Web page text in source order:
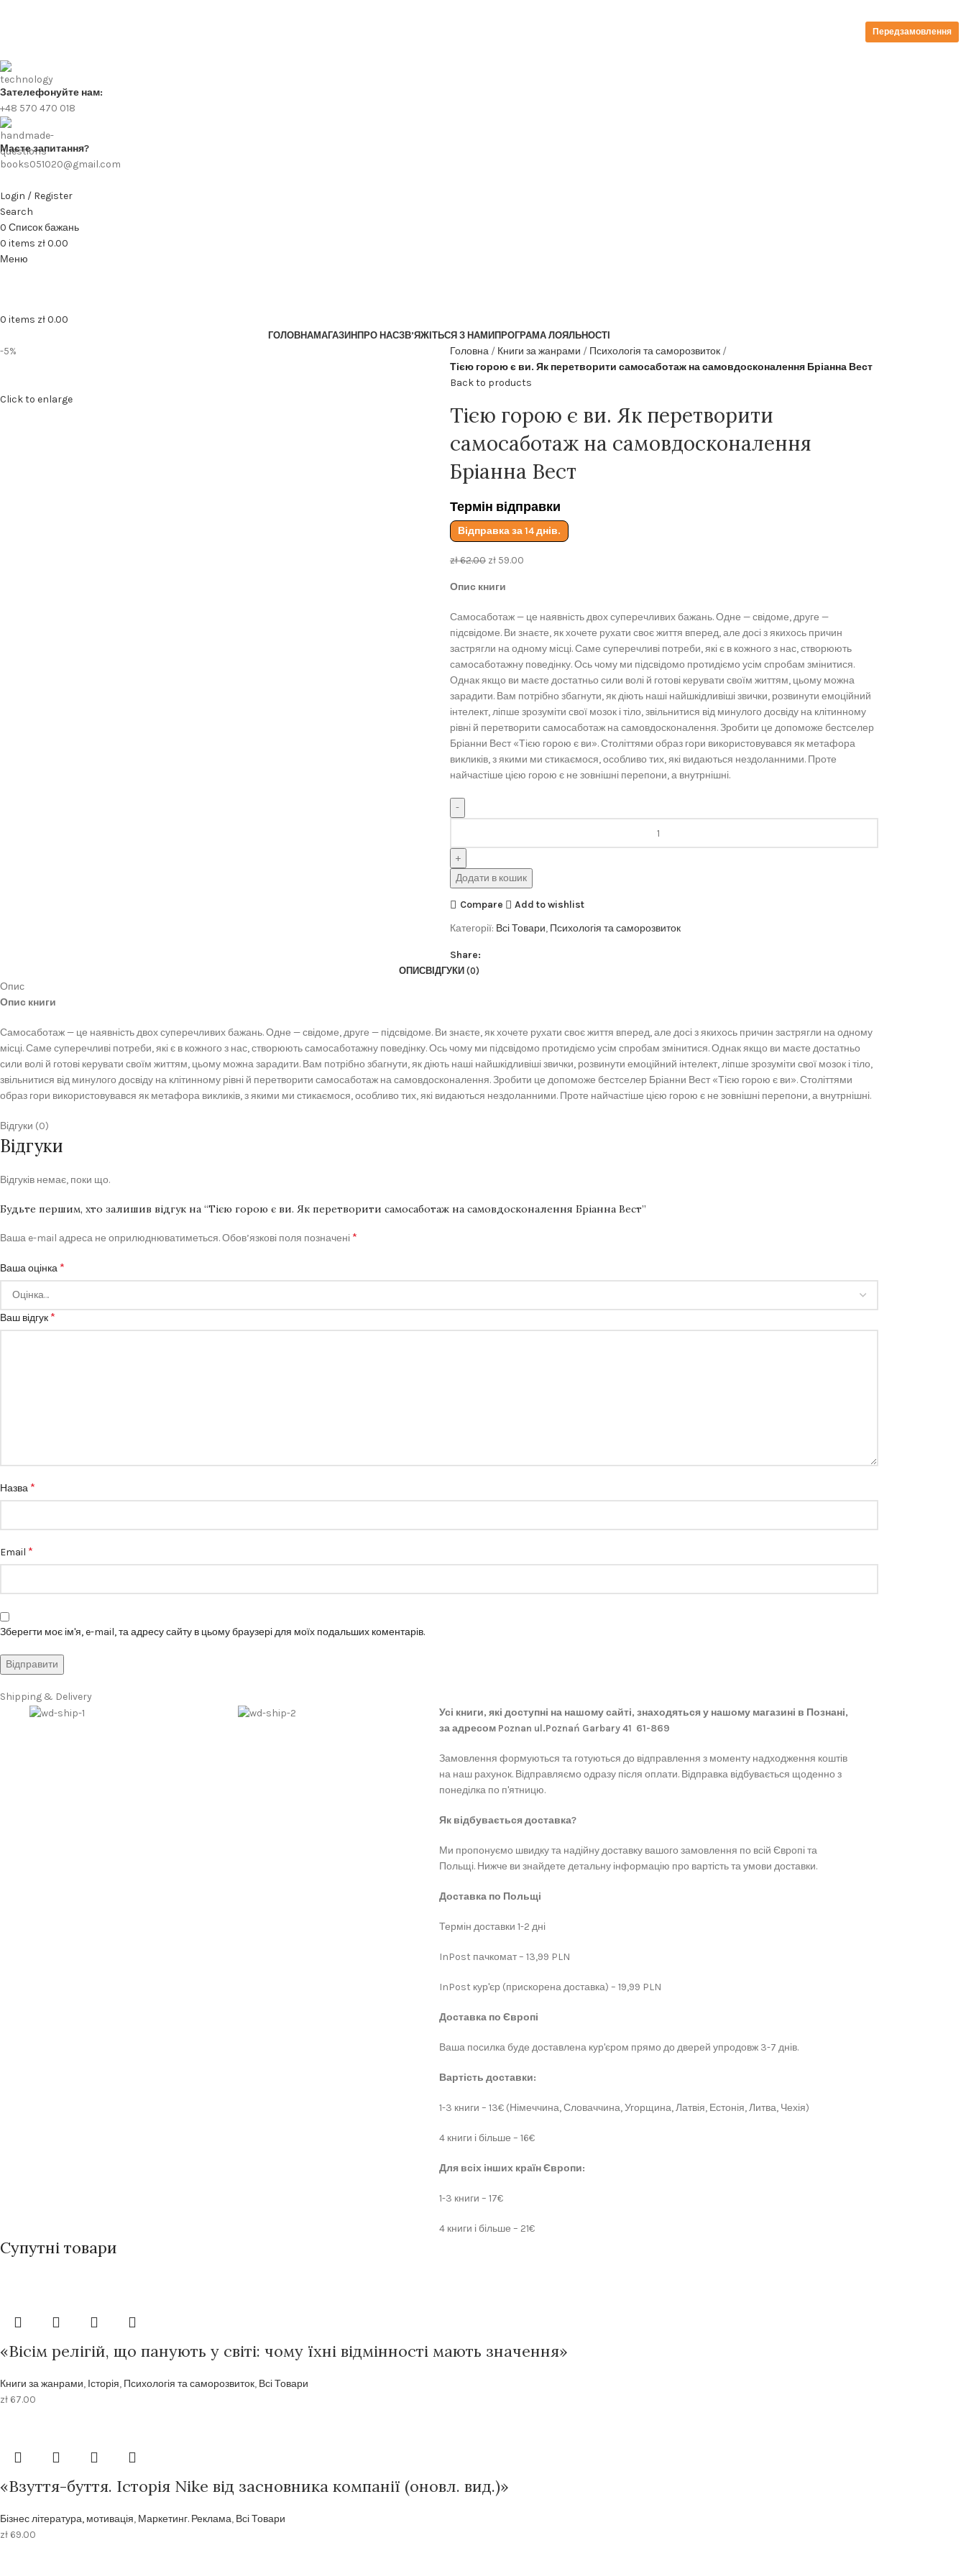
безкоштовна доставка від 199zl
Зателефонуйте нам:
+48 570 470 018
Маєте запитання?
books051020@gmail.com
Login / Register
Search
0 Список бажань
0 items zł0.00
Меню
0 items zł0.00
ГОЛОВНАМАГАЗИН ПРО НАСЗВ’ЯЖІТЬСЯ З НАМИ ПРОГРАМА ЛОЯЛЬНОСТІ
-5%
Click to enlarge
Головна Книги за жанрами
Психологія та саморозвиток
Тією горою є ви. Як перетворити самосаботаж на самовдосконалення Бріанна Вест
Back to products
Тією горою є ви. Як перетворити
самосаботаж на самовдосконалення
Бріанна Вест
Термін відправки
Відправка за 14 днів.
zł62.00 zł59.00
Опис книги
Самосаботаж — це наявність двох суперечливих бажань. Одне — свідоме, друге —
підсвідоме. Ви знаєте, як хочете рухати своє життя вперед, але досі з якихось причин
застрягли на одному місці. Саме суперечливі потреби, які є в кожного з нас, створюють
самосаботажну поведінку. Ось чому ми підсвідомо протидіємо усім спробам змінитися.
Однак якщо ви маєте достатньо сили волі й готові керувати своїм життям, цьому можна
зарадити. Вам потрібно збагнути, як діють наші найшкідливіші звички, розвинути емоційний
інтелект, ліпше зрозуміти свої мозок і тіло, звільнитися від минулого досвіду на клітинному
рівні й перетворити самосаботаж на самовдосконалення. Зробити це допоможе бестселер
Бріанни Вест «Тією горою є ви». Століттями образ гори використовувався як метафора
викликів, з якими ми стикаємося, особливо тих, які видаються нездоланними. Проте
найчастіше цією горою є не зовнішні перепони, а внутрнішні.
Додати в кошик
Compare
Add to wishlist
Категорії: Всі Товари, Психологія та саморозвиток
Share:
ОПИСВІДГУКИ (0)
Опис
Опис книги
Самосаботаж — це наявність двох суперечливих бажань. Одне — свідоме, друге — підсвідоме. Ви знаєте, як хочете рухати своє життя вперед, але досі з якихось причин застрягли на одному
місці. Саме суперечливі потреби, які є в кожного з нас, створюють самосаботажну поведінку. Ось чому ми підсвідомо протидіємо усім спробам змінитися. Однак якщо ви маєте достатньо
сили волі й готові керувати своїм життям, цьому можна зарадити. Вам потрібно збагнути, як діють наші найшкідливіші звички, розвинути емоційний інтелект, ліпше зрозуміти свої мозок і тіло,
звільнитися від минулого досвіду на клітинному рівні й перетворити самосаботаж на самовдосконалення. Зробити це допоможе бестселер Бріанни Вест «Тією горою є ви». Століттями
образ гори використовувався як метафора викликів, з якими ми стикаємося, особливо тих, які видаються нездоланними. Проте найчастіше цією горою є не зовнішні перепони, а внутрнішні.
Відгуки (0)
Відгуки
Відгуків немає, поки що.
Будьте першим, хто залишив відгук на “Тією горою є ви. Як перетворити самосаботаж на самовдосконалення Бріанна Вест”
Ваша e-mail адреса не оприлюднюватиметься.Обов’язкові поля позначені *
Ваша оцінка *
Ваш відгук *
Назва *
Email *
Зберегти моє ім'я, e-mail, та адресу сайту в цьому браузері для моїх подальших коментарів.
Shipping & Delivery
Усі книги, які доступні на нашому сайті, знаходяться у нашому магазині в Познані,
за адресом Poznan ul.Poznań Garbary 41 61-869
Замовлення формуються та готуються до відправлення з моменту надходження коштів
на наш рахунок. Відправляємо одразу після оплати. Відправка відбувається щоденно з
понеділка по п'ятницю.
Як відбувається доставка?
Ми пропонуємо швидку та надійну доставку вашого замовлення по всій Європі та
Польщі. Нижче ви знайдете детальну інформацію про вартість та умови доставки.
Доставка по Польщі
Термін доставки 1-2 дні
InPost пачкомат – 13,99 PLN
InPost кур'єр (прискорена доставка) – 19,99 PLN
Доставка по Європі
Ваша посилка буде доставлена кур'єром прямо до дверей упродовж 3-7 днів.
Вартість доставки:
1-3 книги – 13€ (Німеччина, Словаччина, Угорщина, Латвія, Естонія, Литва, Чехія)
4 книги і більше – 16€
Для всіх інших країн Європи:
1-3 книги – 17€
4 книги і більше – 21€
Супутні товари
«Вісім релігій, що панують у світі: чому їхні відмінності мають значення»
Книги за жанрами, Історія, Психологія та саморозвиток, Всі Товари
zł 67.00
«Взуття-буття. Історія Nike від засновника компанії (оновл. вид.)»
Бізнес література, мотивація, Маркетинг. Реклама, Всі Товари
zł 69.00
Передзамовлення